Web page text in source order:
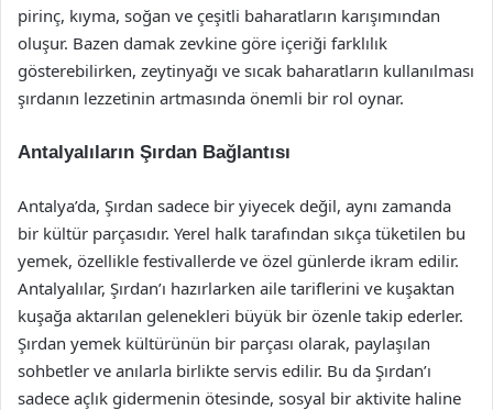
pirinç, kıyma, soğan ve çeşitli baharatların karışımından
oluşur. Bazen damak zevkine göre içeriği farklılık
gösterebilirken, zeytinyağı ve sıcak baharatların kullanılması
şırdanın lezzetinin artmasında önemli bir rol oynar.
Antalyalıların Şırdan Bağlantısı
Antalya’da, Şırdan sadece bir yiyecek değil, aynı zamanda
bir kültür parçasıdır. Yerel halk tarafından sıkça tüketilen bu
yemek, özellikle festivallerde ve özel günlerde ikram edilir.
Antalyalılar, Şırdan’ı hazırlarken aile tariflerini ve kuşaktan
kuşağa aktarılan gelenekleri büyük bir özenle takip ederler.
Şırdan yemek kültürünün bir parçası olarak, paylaşılan
sohbetler ve anılarla birlikte servis edilir. Bu da Şırdan’ı
sadece açlık gidermenin ötesinde, sosyal bir aktivite haline